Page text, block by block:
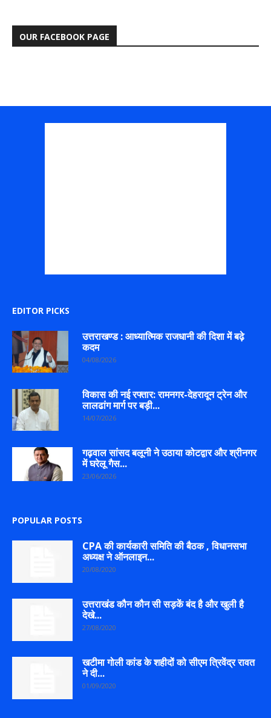
OUR FACEBOOK PAGE
EDITOR PICKS
उत्तराखण्ड : आध्यात्मिक राजधानी की दिशा में बढ़े
कदम
04/08/2026
विकास की नई रफ्तार: रामनगर-देहरादून ट्रेन और
लालढांग मार्ग पर बड़ी...
14/07/2026
गढ़वाल सांसद बलूनी ने उठाया कोटद्वार और श्रीनगर
में घरेलू गैस...
23/06/2026
POPULAR POSTS
CPA की कार्यकारी समिति की बैठक , विधानसभा
अध्यक्ष ने ऑनलाइन...
20/08/2020
उत्तराखंड कौन कौन सी सड़कें बंद है और खुली है
देखे...
27/08/2020
खटीमा गोली कांड के शहीदों को सीएम त्रिवेंद्र रावत
ने दी...
01/09/2020